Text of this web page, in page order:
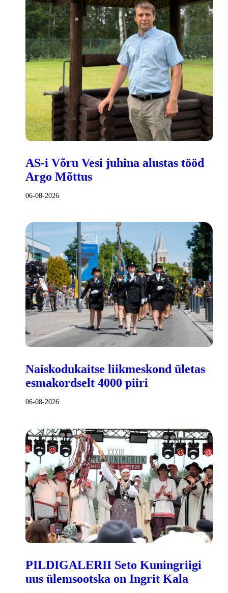
AS-i Võru Vesi juhina alustas tööd
Argo Mõttus
06-08-2026
Naiskodukaitse liikmeskond ületas
esmakordselt 4000 piiri
06-08-2026
PILDIGALERII Seto Kuningriigi
uus ülemsootska on Ingrit Kala